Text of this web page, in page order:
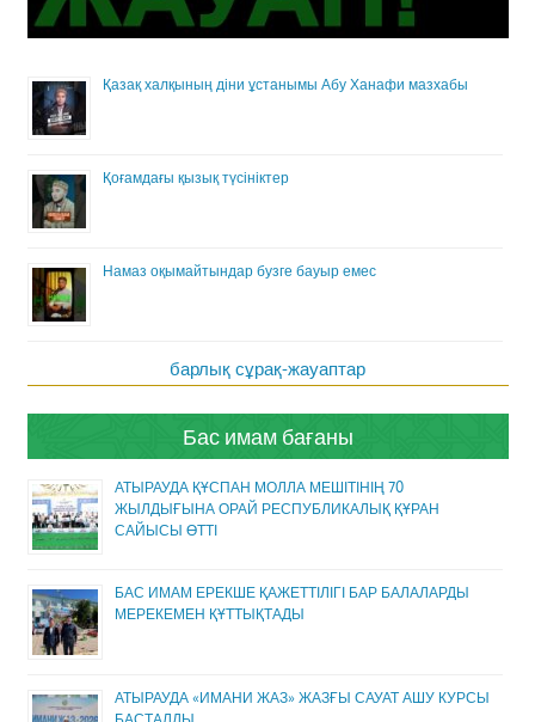
Қазақ халқының діни ұстанымы Абу Ханафи мазхабы
Қоғамдағы қызық түсініктер
Намаз оқымайтындар бузге бауыр емес
барлық сұрақ-жауаптар
Бас имам бағаны
АТЫРАУДА ҚҰСПАН МОЛЛА МЕШІТІНІҢ 70
ЖЫЛДЫҒЫНА ОРАЙ РЕСПУБЛИКАЛЫҚ ҚҰРАН
САЙЫСЫ ӨТТІ
БАС ИМАМ ЕРЕКШЕ ҚАЖЕТТІЛІГІ БАР БАЛАЛАРДЫ
МЕРЕКЕМЕН ҚҰТТЫҚТАДЫ
АТЫРАУДА «ИМАНИ ЖАЗ» ЖАЗҒЫ САУАТ АШУ КУРСЫ